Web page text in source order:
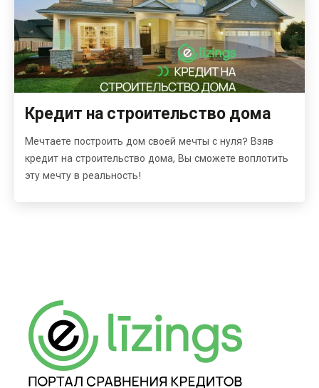
Кредит на строительство дома
Мечтаете построить дом своей мечты с нуля? Взяв
кредит на строительство дома, Вы сможете воплотить
эту мечту в реальность!